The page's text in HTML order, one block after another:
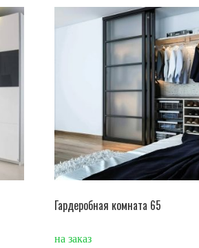
Гардеробная комната 65
на заказ